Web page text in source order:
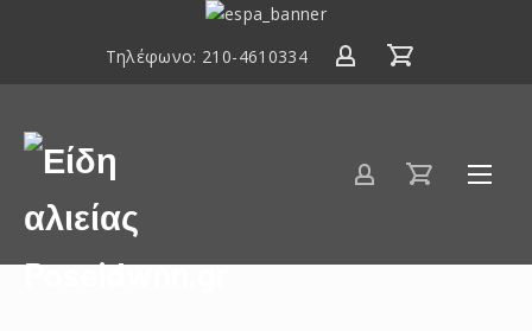
ΕΣΠΑ
2020
Τηλέφωνο: 210-4610334
Είδη
αλιείας
Poseidwnn.gr